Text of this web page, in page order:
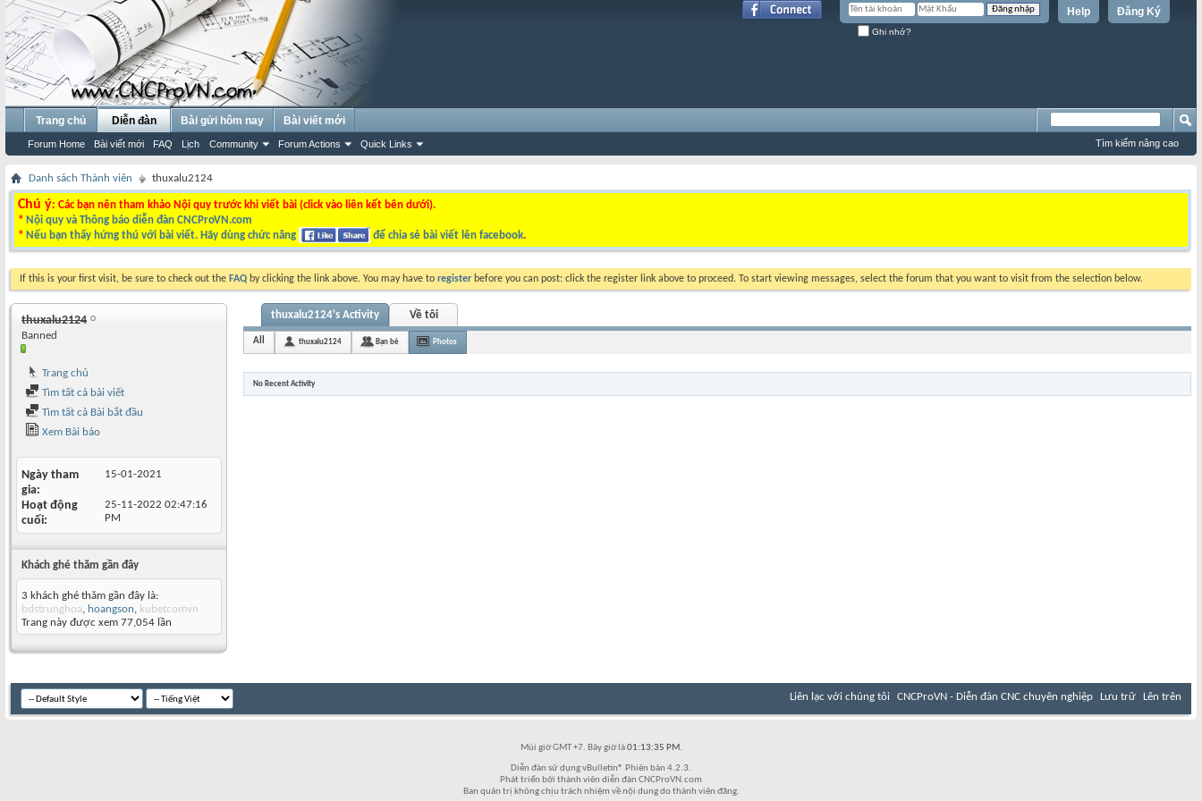
Đăng Ký
Help
Ghi nhớ?
Trang chủ Diễn đàn
Forum Home Bài viết mới FAQ Lịch Community Forum Actions Quick Links
Bài gửi hôm nay Bài viết mới
Tìm kiếm nâng cao
Danh sách Thành viên thuxalu2124
Chú ý: Các bạn nên tham khảo Nội quy trước khi viết bài (click vào liên kết bên dưới).
* Nội quy và Thông báo diễn đàn CNCProVN.com
* Nếu bạn thấy hứng thú với bài viết. Hãy dùng chức năng để chia sẻ bài viết lên facebook.
If this is your first visit, be sure to check out the FAQ by clicking the link above. You may have to register before you can post: click the register link above to proceed. To start viewing messages, select the forum that you want to visit from the selection below.
thuxalu2124
Banned
Trang chủ
Tìm tất cả bài viết
Tìm tất cả Bài bắt đầu
Xem Bài báo
Ngày tham
gia
15-01-2021
Hoạt động
cuối
25-11-2022 02:47:16
PM
Khách ghé thăm gần đây
3 khách ghé thăm gần đây là:
bdstrunghoa, hoangson, kubetcomvn
Trang này được xem 77,054 lần
thuxalu2124's Activity Về tôi
All thuxalu2124 Bạn bè Photos
No Recent Activity
Liên lạc với chúng tôi CNCProVN - Diễn đàn CNC chuyên nghiệp Lưu trữ Lên trên
Múi giờ GMT +7. Bây giờ là01:13:35 PM.
Diễn đàn sử dụng vBulletin® Phiên bản 4.2.3.
Phát triển bởi thành viên diễn đàn CNCProVN.com
Ban quản trị không chịu trách nhiệm về nội dung do thành viên đăng.